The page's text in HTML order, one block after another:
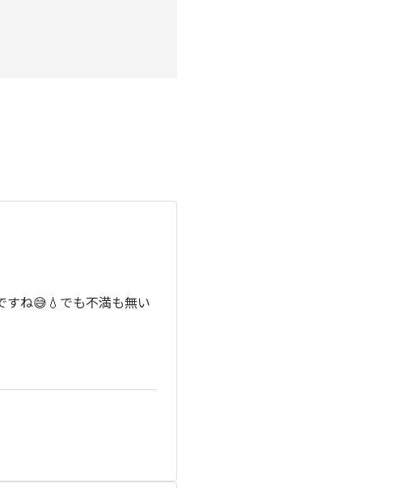
すね😅💧でも不満も無い